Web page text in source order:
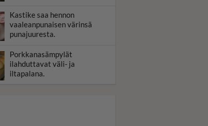
Kastike saa hennon
vaaleanpunaisen värinsä
punajuuresta.
Porkkanasämpylät
ilahduttavat väli- ja
iltapalana.